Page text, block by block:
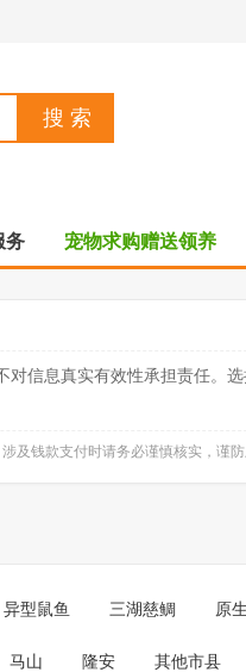
务 宠物求购赠送领养
信息真实有效性承担责任。
及钱款支付时请务必谨慎核实，谨防
异型鼠鱼 三湖慈鲷 原
马山 隆安 其他市县